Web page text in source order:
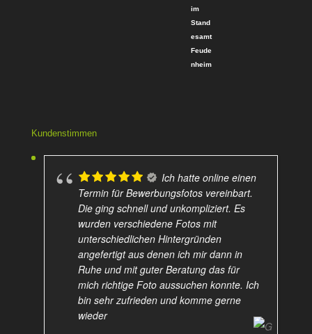
Kundenstimmen
Ich hatte online einen
Termin für Bewerbungsfotos vereinbart.
Die ging schnell und unkompliziert. Es
wurden verschiedene Fotos mit
unterschiedlichen Hintergründen
angefertigt aus denen ich mir dann in
Ruhe und mit guter Beratung das für
mich richtige Foto aussuchen konnte. Ich
bin sehr zufrieden und komme gerne
wieder